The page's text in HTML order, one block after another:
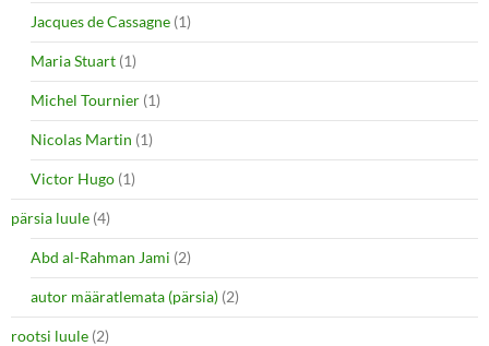
Jacques de Cassagne (1)
Maria Stuart (1)
Michel Tournier (1)
Nicolas Martin (1)
Victor Hugo (1)
pärsia luule (4)
Abd al-Rahman Jami (2)
autor määratlemata (pärsia) (2)
rootsi luule (2)